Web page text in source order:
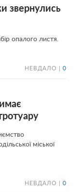
звернулись
опалого листя.
НЕВДАЛО | 0
міської
НЕВДАЛО | 0